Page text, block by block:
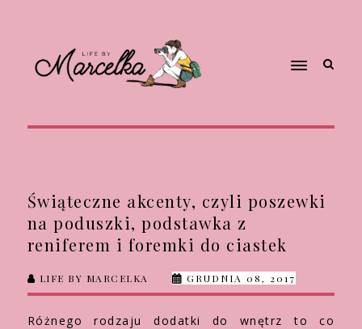
Świąteczne akcenty, czyli poszewki
na poduszki, podstawka z
reniferem i foremki do ciastek
LIFE BY MARCELKA GRUDNIA 08, 2017
Różnego rodzaju dodatki do wnętrz to co